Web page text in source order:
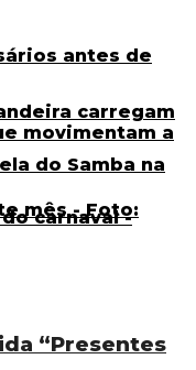
“Presentes